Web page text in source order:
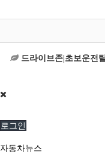
드라이브존|초보운전
로그인
자동차뉴스